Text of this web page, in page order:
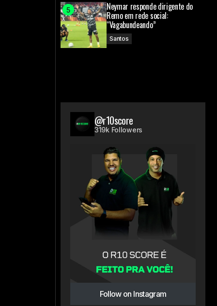
Neymar responde dirigente do
Remo em rede social:
“Vagabundeando”
Santos
@r10score
319k Followers
Follow on Instagram